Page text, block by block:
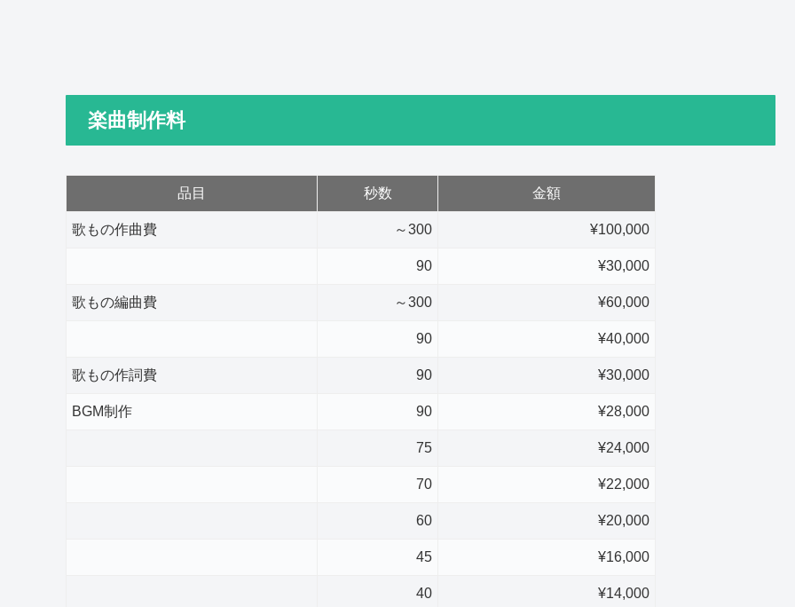
楽曲制作料
品目 秒数 金額
歌もの作曲費 ～300 ¥100,000
90 ¥30,000
歌もの編曲費 ～300 ¥60,000
90 ¥40,000
歌もの作詞費 90 ¥30,000
BGM制作 90 ¥28,000
75 ¥24,000
70 ¥22,000
60 ¥20,000
45 ¥16,000
40 ¥14,000